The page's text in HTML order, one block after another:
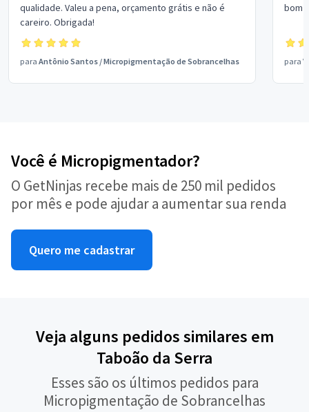
qualidade. Valeu a pena, orçamento grátis e não é
careiro. Obrigada!
para Antônio Santos /Micropigmentação de Sobrancelhas
bom
para
Você é Micropigmentador?
O GetNinjas recebe mais de 250 mil pedidos
por mês e pode ajudar a aumentar sua renda
Quero me cadastrar
Veja alguns pedidos similares em
Taboão da Serra
Esses são os últimos pedidos para
Micropigmentação de Sobrancelhas